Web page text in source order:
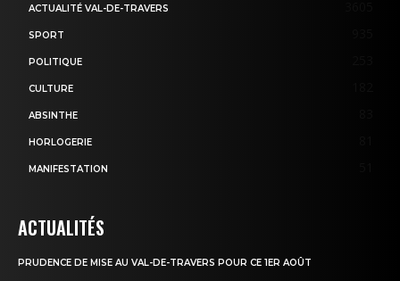
ACTUALITÉ VAL-DE-TRAVERS
SPORT
POLITIQUE
CULTURE
ABSINTHE
HORLOGERIE
MANIFESTATION
ACTUALITÉS
PRUDENCE DE MISE AU VAL-DE-TRAVERS POUR CE 1ER AOÛT